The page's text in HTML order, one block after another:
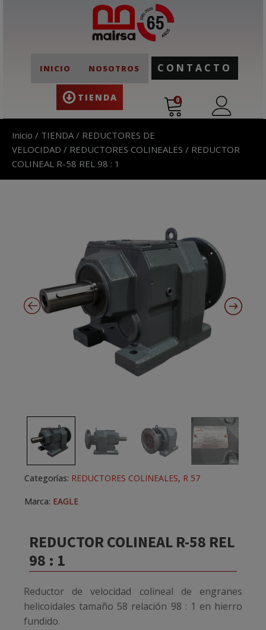
INICIO NOSOTROS
TIENDA
CONTACTO
0
Inicio / TIENDA / REDUCTORES DE
VELOCIDAD / REDUCTORES COLINEALES / REDUCTOR
COLINEAL R-58 REL 98 : 1
REDUCTOR COLINEAL R-58 REL
98 : 1
Reductor de velocidad colineal de engranes
helicoidales tamaño 58 relación 98 : 1 en hierro
fundido.
Categorías: REDUCTORES COLINEALES, R 57
Marca: EAGLE